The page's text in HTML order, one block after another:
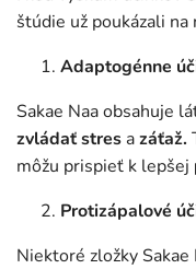
štúdie už poukázali
Adaptogénne
Sakae Naa obsahuje
zvládať stres azáťaž.
môžu prispieť k lepšej
Protizápalové
Niektoré zložky Sakae